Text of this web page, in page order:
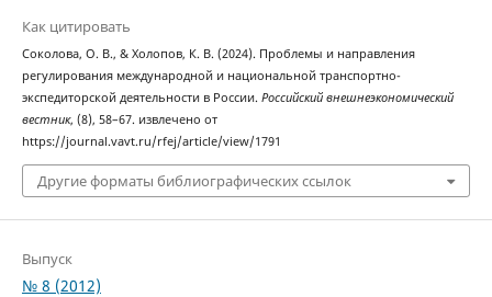
Как цитировать
Соколова, О. В., & Холопов, К. В. (2024). Проблемы и направления
регулирования международной и национальной транспортно-
экспедиторской деятельности в России. Российский внешнеэкономический
вестник, (8), 58–67. извлечено от
https://journal.vavt.ru/rfej/article/view/1791
Другие форматы библиографических ссылок
Выпуск
№ 8 (2012)